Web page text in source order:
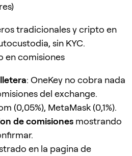
tradicionales y cripto en
sin KYC.
en comisiones
: OneKey no cobra nada
del exchange.
(0,05%), MetaMask (0,1%).
de comisiones mostrando
en la pagina de